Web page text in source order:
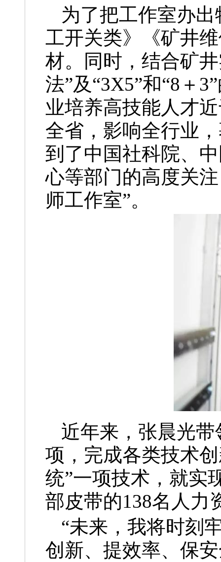
为了把工作室办
工开关类》《矿井
材。同时，结合矿
法”及“3X5”和“8＋
业培养高技能人才
全省，影响全行业
到了中国社科院、
心等部门的高度关
师工作室”。
近年来，张晨光
项，完成各类技术
统”一项技术，就实
部皮带的138名人力
“未来，我将时刻
创新、提效率、保